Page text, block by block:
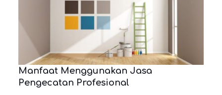
Manfaat Menggunakan Jasa
Pengecatan Profesional